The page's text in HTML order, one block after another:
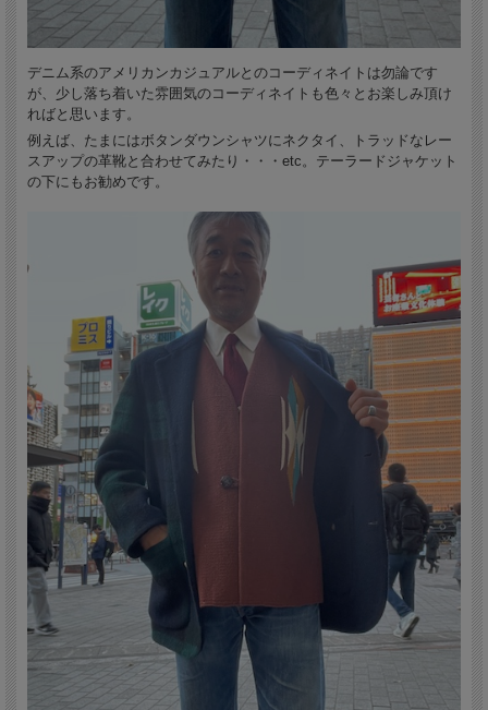
ベースカラーがミディアムブラウンのベストは、現地オルテガ社ではなかなか手に
入らない限定生産品です。
デニム系のアメリカンカジュアルとのコーディネイトは勿論です
が、少し落ち着いた雰囲気のコーディネイトも色々とお楽しみ頂け
ればと思います。
例えば、たまにはボタンダウンシャツにネクタイ、トラッドなレー
スアップの革靴と合わせてみたり・・・etc。テーラードジャケット
の下にもお勧めです。